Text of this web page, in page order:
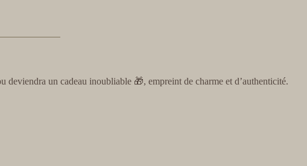
un cadeau inoubliable 🎁, empreint de charme et d’authenticité.